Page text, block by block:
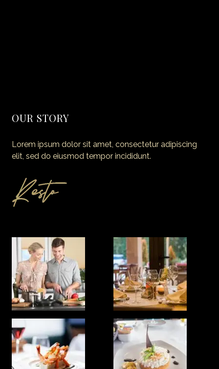
OUR STORY
Lorem ipsum dolor sit amet, consectetur adipiscing
elit, sed do eiusmod tempor incididunt.